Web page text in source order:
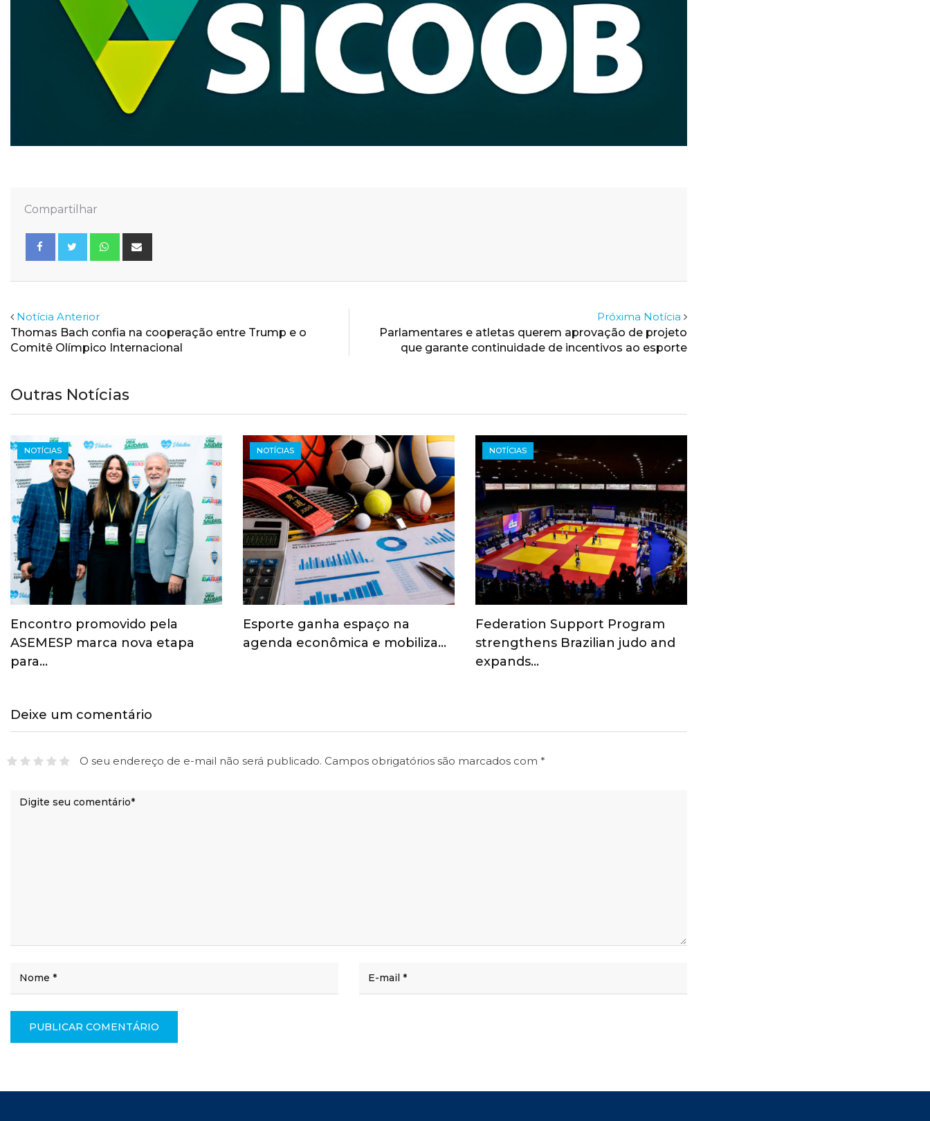
Compartilhar
Whatsapp
Notícia Anterior
Thomas Bach confia na cooperação entre Trump e o
Comitê Olímpico Internacional
Próxima Notícia
Parlamentares e atletas querem aprovação de projeto
que garante continuidade de incentivos ao esporte
Outras Notícias
NOTÍCIAS
Encontro promovido pela
ASEMESP marca nova etapa
para…
NOTÍCIAS
Esporte ganha espaço na
agenda econômica e mobiliza…
NOTÍCIAS
Federation Support Program
strengthens Brazilian judo and
expands…
Deixe um comentário
O seu endereço de e-mail não será publicado. Campos obrigatórios são marcados com *